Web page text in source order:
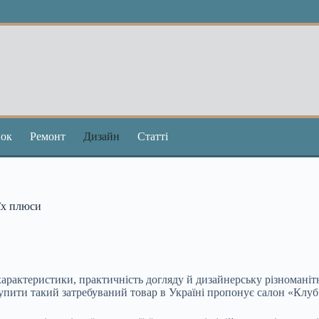
Ремонт Дизайн Статті
плюси
практичність догляду й дизайнерську
такий затребуваний товар в Україні пропонує салон